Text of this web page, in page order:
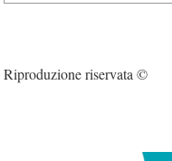
Riproduzione riservata ©